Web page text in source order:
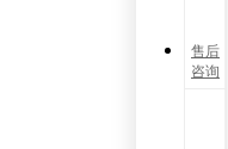
售后
咨询